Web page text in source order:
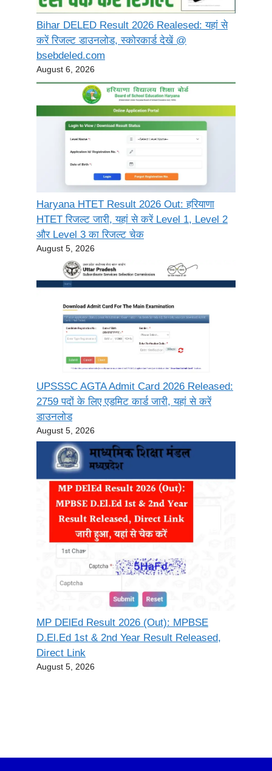
Bihar DELED Result 2026 Realesed: यहां से
करें रिजल्ट डाउनलोड, स्कोरकार्ड देखें @
bsebdeled.com
August 6, 2026
Haryana HTET Result 2026 Out: हरियाणा
HTET रिजल्ट जारी, यहां से करें Level 1, Level 2
और Level 3 का रिजल्ट चेक
August 5, 2026
UPSSSC AGTA Admit Card 2026 Released:
2759 पदों के लिए एडमिट कार्ड जारी, यहां से करें
डाउनलोड
August 5, 2026
MP DElEd Result 2026 (Out): MPBSE
D.El.Ed 1st & 2nd Year Result Released,
Direct Link
August 5, 2026